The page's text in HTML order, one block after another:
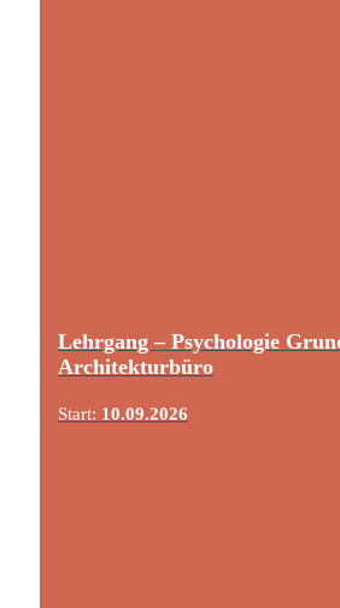
Lehrgang – Psychologie
Architekturbüro
Start: 10.09.2026